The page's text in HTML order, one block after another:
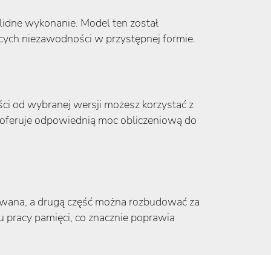
wykonanie. Model ten został
niezawodności w przystępnej formie.
od wybranej wersji możesz korzystać z
odpowiednią moc obliczeniową do
a drugą część można rozbudować za
pamięci, co znacznie poprawia